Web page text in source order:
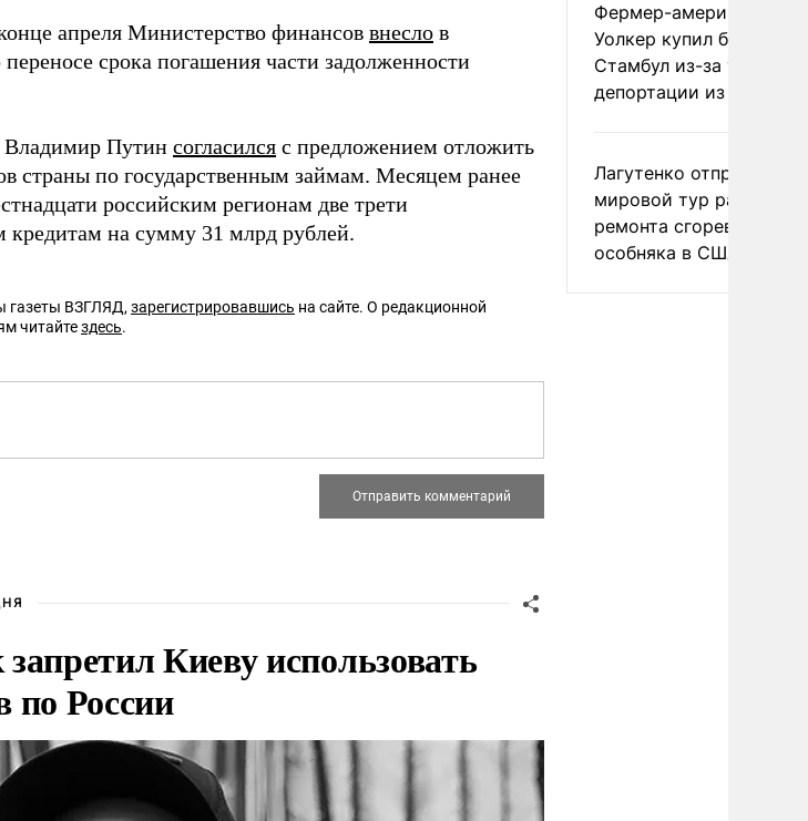
апреля Министерство финансов внесло в
переносе срока погашения части задолженности
Владимир Путин согласился с предложением отложить
страны по государственным займам. Месяцем ранее
российским регионам две трети
на сумму 31 млрд рублей.
газеты ВЗГЛЯД, зарегистрировавшись на сайте. О редакционной
читайтездесь.
Киеву использовать
по России
Фермер-американец
Уолкер купил билет в
Стамбул из-за угрозы
депортации из России
Лагутенко отправился в
мировой тур ради
ремонта сгоревшего
особняка в США